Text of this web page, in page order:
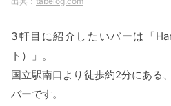
3軒目に紹介したいバーは「
ト）」。
国立駅南口より徒歩約2分にある
バーです。